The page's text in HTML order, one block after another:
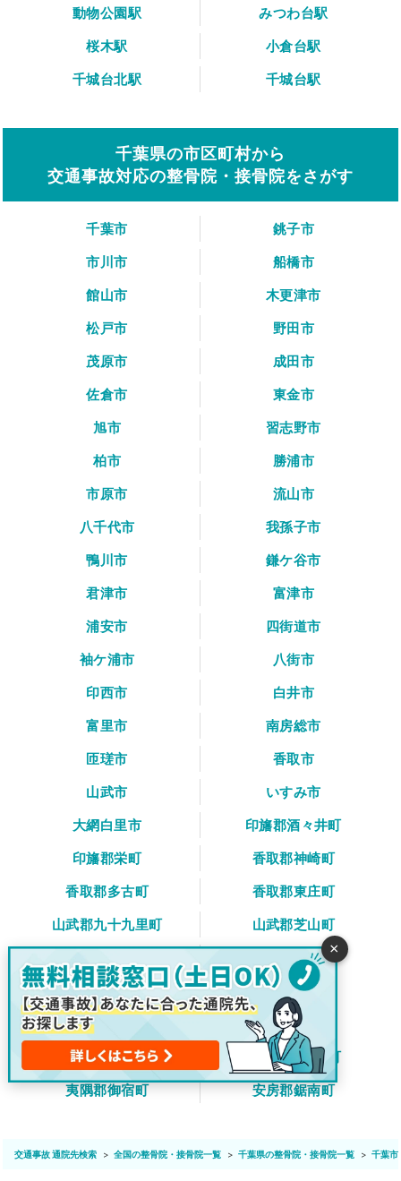
動物公園駅
みつわ台駅
桜木駅
小倉台駅
千城台北駅
千城台駅
千葉県の市区町村から
交通事故対応の整骨院・接骨院をさがす
千葉市
銚子市
市川市
船橋市
館山市
木更津市
松戸市
野田市
茂原市
成田市
佐倉市
東金市
旭市
習志野市
柏市
勝浦市
市原市
流山市
八千代市
我孫子市
鴨川市
鎌ケ谷市
君津市
富津市
浦安市
四街道市
袖ケ浦市
八街市
印西市
白井市
富里市
南房総市
匝瑳市
香取市
山武市
いすみ市
大網白里市
印旛郡酒々井町
印旛郡栄町
香取郡神崎町
香取郡多古町
香取郡東庄町
山武郡九十九里町
山武郡芝山町
長生郡一宮町
長生郡睦沢町
長生郡長生村
長生郡白子町
長生郡長柄町
長生郡長南町
夷隅郡大多喜町
夷隅郡御宿町
安房郡鋸南町
交通事故 通院先検索 全国の整骨院・接骨院一覧 千葉県の整骨院・接骨院一覧 千葉市
×